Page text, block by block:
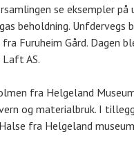
se eksempler på
beholdning. Unfdervegs
Furuheim Gård. Dagen
AS.
fra Helgeland
og materialbruk. I
fra Helgeland